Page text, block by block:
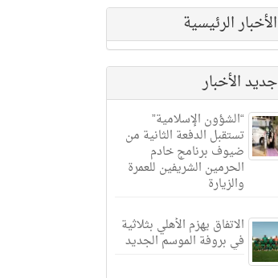
الأخبار الرئيسية
جديد الأخبار
“الشؤون الإسلامية”
تستقبل الدفعة الثانية من
ضيوف برنامج خادم
الحرمين الشريفين للعمرة
والزيارة
الاتفاق يهزم الأهلي بثلاثية
في بروفة الموسم الجديد